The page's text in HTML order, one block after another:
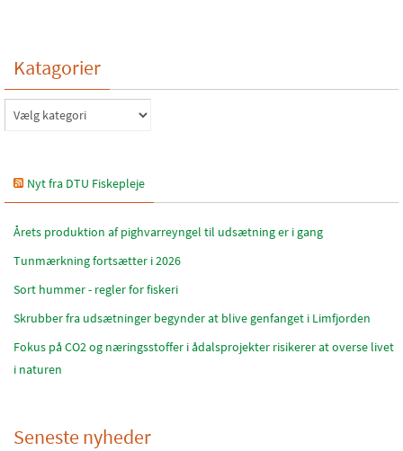
Katagorier
Katagorier
Nyt fra DTU Fiskepleje
Årets produktion af pighvarreyngel til udsætning er i gang
Tunmærkning fortsætter i 2026
Sort hummer - regler for fiskeri
Skrubber fra udsætninger begynder at blive genfanget i Limfjorden
Fokus på CO2 og næringsstoffer i ådalsprojekter risikerer at overse livet
i naturen
Seneste nyheder